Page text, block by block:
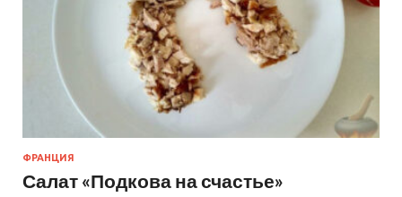
ФРАНЦИЯ
Салат «Подкова на счастье»